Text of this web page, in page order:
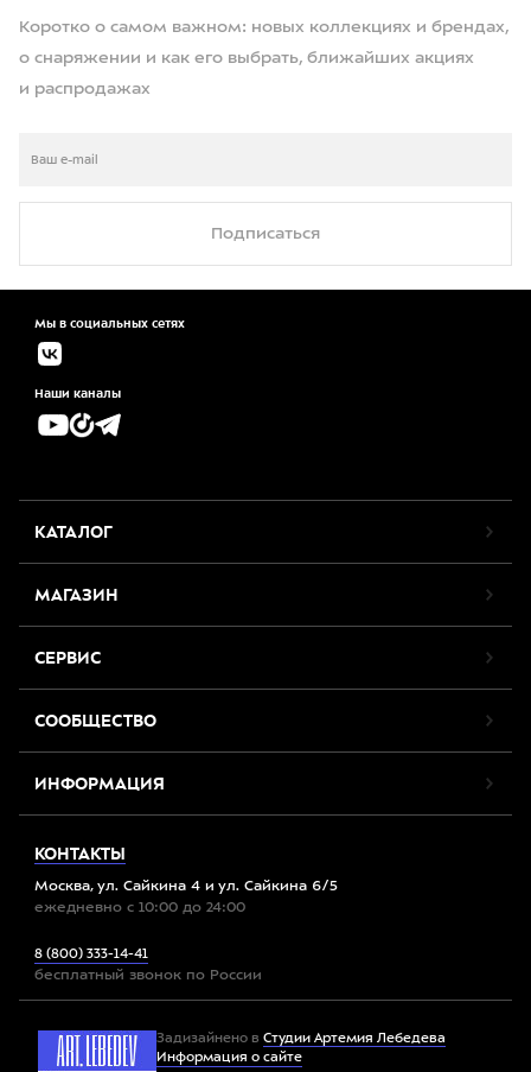
Коротко о самом важном: новых коллекциях и брендах,
о снаряжении и как его выбрать, ближайших акциях
и распродажах
Подписаться
Мы в социальных сетях
Наши каналы
КАТАЛОГ
МАГАЗИН
СЕРВИС
СООБЩЕСТВО
ИНФОРМАЦИЯ
КОНТАКТЫ
Москва, ул. Сайкина 4 и ул. Сайкина 6/5
ежедневно с 10:00 до 24:00
8 (800) 333-14-41
бесплатный звонок по России
Задизайнено в Студии Артемия Лебедева
Информация о сайте